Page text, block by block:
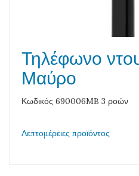
Τηλέφωνο
Μαύρο
Κωδικός 690006MB 3 ροών
Λεπτομέρειες προϊόντος